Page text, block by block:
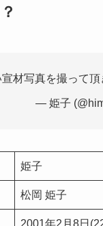
材写真を撮って頂
— 姫子
姫子
松岡 姫子